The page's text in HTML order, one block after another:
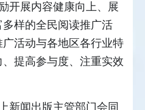
开展内容健康向上、展
样的全民阅读推广活
活动与各地区各行业特
提高参与度、注重实效
闻出版主管部门会同